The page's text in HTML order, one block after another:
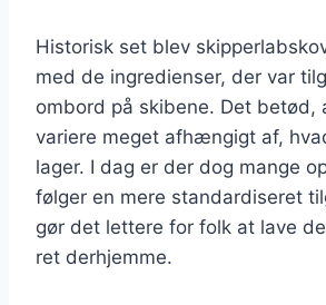
Historisk set blev
med de ingredienser, der var
ombord på skibene. Det betød,
variere meget afhængigt af,
lager. I dag er der dog mange
følger en mere standardiseret
gør det lettere for folk at lave
ret derhjemme.